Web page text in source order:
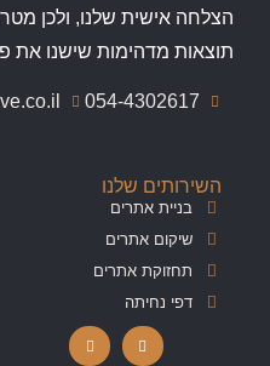
הצלחה אישית שלנו, ולכן
תוצאות מדהימות שישנו את
054-4302617
השירותים שלנו
בניית אתרים
שיקום אתרים
תחזוקת אתרים
דפי נחיתה